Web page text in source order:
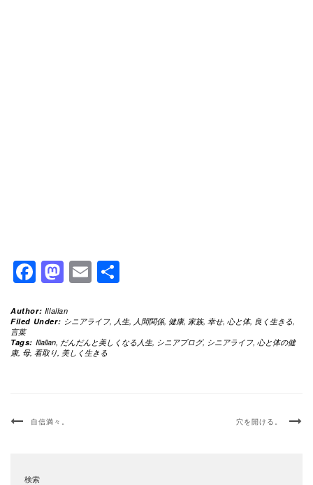
Facebook
Mastodon
Email
Author: Illallan
Filed Under: シニアライフ, 人生, 人間関係, 健康, 家族, 幸せ, 心と体, 良く生きる,
言葉
Tags: Illallan, だんだんと美しくなる人生, シニアブログ, シニアライフ, 心と体の健
康, 母, 看取り, 美しく生きる
自信満々。 穴を開ける。
検索